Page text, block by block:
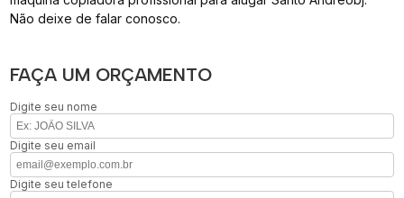
Não deixe de falar conosco.
FAÇA UM ORÇAMENTO
Digite seu nome
Digite seu email
Digite seu telefone